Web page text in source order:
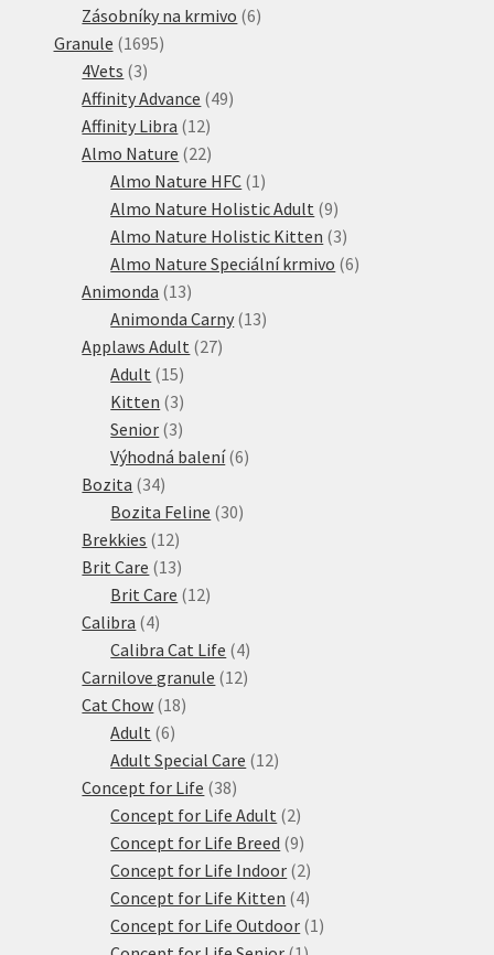
produkty
Zásobníky na krmivo 66
Granule 16951695
4Vets 33
produkty
Affinity Advance 4949
Affinity Libra 1212
produktů
Almo Nature 2222
produktů
Almo Nature HFC 1 1
produkt
Almo Nature Holistic Adult 99
produktů
Almo Nature Holistic Kitten 33
produkty
Almo Nature Speciální krmivo 66
Animonda 1313
produktů
Animonda Carny 1313
Applaws Adult 2727
Adult 1515
produktů
Kitten 33
produkty
Senior 33
produkty
Výhodná balení 66
Bozita 3434
produktů
Bozita Feline 3030
Brekkies 1212
produktů
Brit Care 1313
produktů
Brit Care 1212
Calibra 44
produkty
Calibra Cat Life 44
produkty
Carnilove granule 1212
Cat Chow 1818
Adult 66
produktů
Adult Special Care 1212
Concept for Life 3838
produktů
Concept for Life Adult 22
produkty
Concept for Life Breed 99
produktů
Concept for Life Indoor 22
produkty
Concept for Life Kitten 44
produkty
Concept for Life Outdoor 1 1